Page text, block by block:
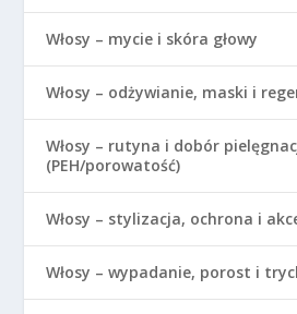
Włosy – mycie i skóra głowy
Włosy – odżywianie, maski i
Włosy – rutyna i dobór
(PEH/porowatość)
Włosy – stylizacja, ochrona i
Włosy – wypadanie, porost i